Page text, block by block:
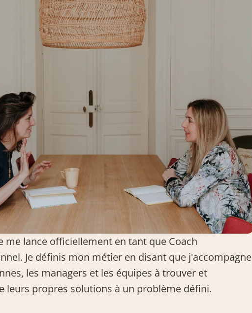
me lance officiellement en tant que Coach
Je définis mon métier en disant que j'accompagne
les managers et les équipes à trouver et
leurs propres solutions à un problème défini.